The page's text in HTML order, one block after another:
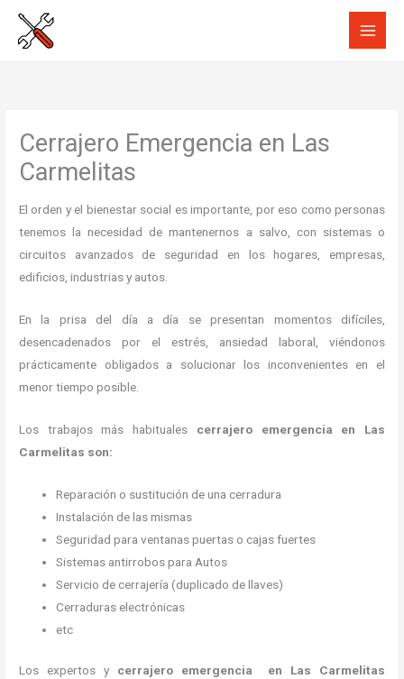
Cerrajero Emergencia en Las
Carmelitas
El orden y el bienestar social es importante, por eso como personas
tenemos la necesidad de mantenernos a salvo, con sistemas o
circuitos avanzados de seguridad en los hogares, empresas,
edificios, industrias y autos.
En la prisa del día a día se presentan momentos difíciles,
desencadenados por el estrés, ansiedad laboral, viéndonos
prácticamente obligados a solucionar los inconvenientes en el
menor tiempo posible.
Los trabajos más habituales cerrajero emergencia en Las
Carmelitas son:
Reparación o sustitución de una cerradura
Instalación de las mismas
Seguridad para ventanas puertas o cajas fuertes
Sistemas antirrobos para Autos
Servicio de cerrajería (duplicado de llaves)
Cerraduras electrónicas
etc
Los expertos y cerrajero emergencia
en Las Carmelitas